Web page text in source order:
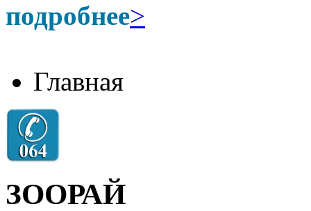
подробнее>
Главная
ЗООРАЙ